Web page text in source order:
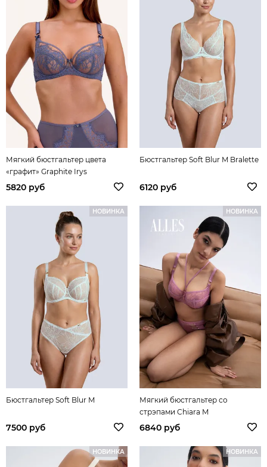
Мягкий бюстгальтер цвета
«графит» Graphite Irys
5820 руб
Бюстгальтер Soft Blur M Bralette
6120 руб
НОВИНКА
Бюстгальтер Soft Blur M
7500 руб
НОВИНКА
Мягкий бюстгальтер со
стрэпами Chiara M
6840 руб
НОВИНКА НОВИНКА